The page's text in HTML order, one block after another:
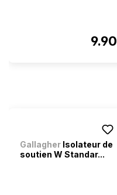
9.90
Gallagher Isolateur de
soutien W Standar...